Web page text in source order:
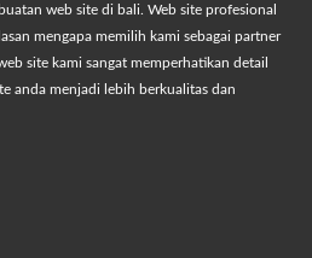
web site di bali. Web site profesional
mengapa memilih kami sebagai partner
site kami sangat memperhatikan detail
anda menjadi lebih berkualitas dan